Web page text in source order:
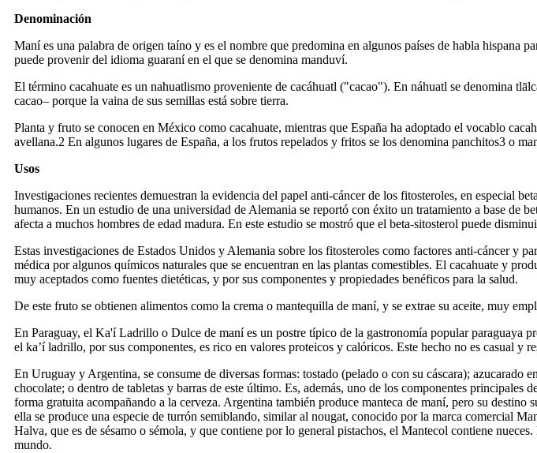
Denominación
Maní es una palabra de origen taíno y es el nombre que predomina en algunos países de habla
puede provenir del idioma guaraní en el que se denomina manduví.
El término cacahuate es un nahuatlismo proveniente de cacáhuatl ("cacao"). En náhuatl se denomina
cacao– porque la vaina de sus semillas está sobre tierra.
Planta y fruto se conocen en México como cacahuate, mientras que España ha adoptado el vocablo
avellana.2 En algunos lugares de España, a los frutos repelados y fritos se los denomina panchitos3 o
Usos
Investigaciones recientes demuestran la evidencia del papel anti-cáncer de los fitosteroles, en especial
humanos. En un estudio de una universidad de Alemania se reportó con éxito un tratamiento a base de
afecta a muchos hombres de edad madura. En este estudio se mostró que el beta-sitosterol puede
Estas investigaciones de Estados Unidos y Alemania sobre los fitosteroles como factores anti-cáncer y
médica por algunos químicos naturales que se encuentran en las plantas comestibles. El cacahuate y
muy aceptados como fuentes dietéticas, y por sus componentes y propiedades benéficos para la salud.
De este fruto se obtienen alimentos como la crema o mantequilla de maní, y se extrae su aceite, muy
En Paraguay, el Ka'í Ladrillo o Dulce de maní es un postre típico de la gastronomía popular paraguaya
el ka’í ladrillo, por sus componentes, es rico en valores proteicos y calóricos. Este hecho no es casual y
En Uruguay y Argentina, se consume de diversas formas: tostado (pelado o con su cáscara);
chocolate; o dentro de tabletas y barras de este último. Es, además, uno de los componentes principales
forma gratuita acompañando a la cerveza. Argentina también produce manteca de maní, pero su
ella se produce una especie de turrón semiblando, similar al nougat, conocido por la marca comercial
Halva, que es de sésamo o sémola, y que contiene por lo general pistachos, el Mantecol contiene
mundo.